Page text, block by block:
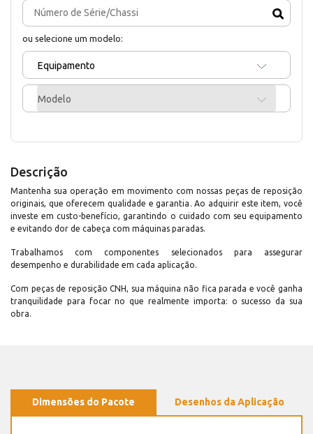
ou selecione um modelo:
Equipamento
Modelo
Descrição
Mantenha sua operação em movimento com nossas peças de reposição
originais, que oferecem qualidade e garantia. Ao adquirir este item, você
investe em custo-benefício, garantindo o cuidado com seu equipamento
e evitando dor de cabeça com máquinas paradas.
Trabalhamos com componentes selecionados para assegurar
desempenho e durabilidade em cada aplicação.
Com peças de reposição CNH, sua máquina não fica parada e você ganha
tranquilidade para focar no que realmente importa: o sucesso da sua
obra.
Dimensões do Pacote Desenhos da Aplicação